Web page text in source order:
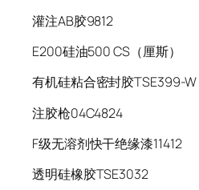
灌注AB胶9812
E200硅油500 CS（厘斯）
有机硅粘合密封胶TSE399-W
注胶枪04C4824
F级无溶剂快干绝缘漆11412
透明硅橡胶TSE3032